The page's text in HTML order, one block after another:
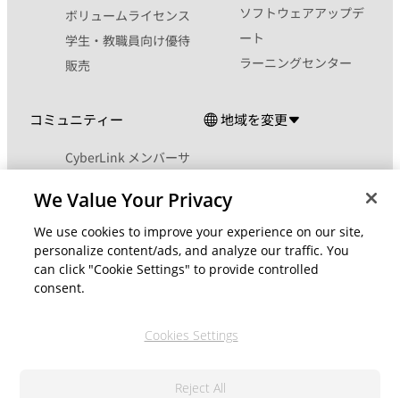
ボリュームライセンス
学生・教職員向け優待
販売
ソフトウェアアップデ
ート
ラーニングセンター
コミュニティー
CyberLink メンバーサ
ブログ
公式ソーシャルメディア
地域を変更
We Value Your Privacy
We use cookies to improve your experience on our site,
personalize content/ads, and analyze our traffic. You
can click "Cookie Settings" to provide controlled
consent.
Cookies Settings
Reject All